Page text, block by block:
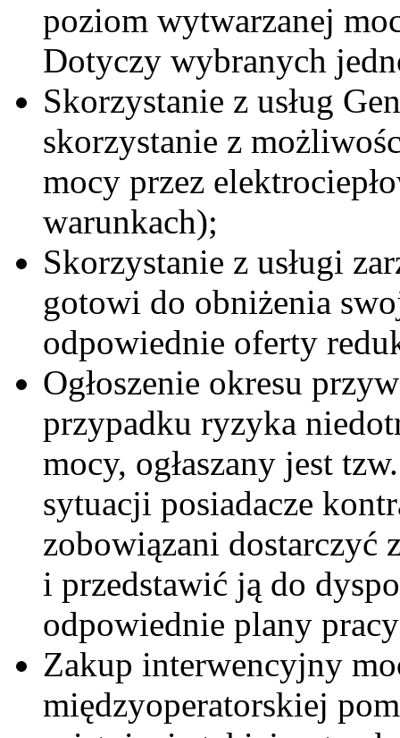
poziom wytwarzanej
Dotyczy wybranych
Skorzystanie z usług
skorzystanie z
mocy przez
warunkach);
Skorzystanie z usługi
gotowi do obniżenia
odpowiednie oferty
Ogłoszenie okresu
przypadku ryzyka
mocy, ogłaszany jest
sytuacji posiadacze
zobowiązani dostarczyć
i przedstawić ją do
odpowiednie plany
Zakup interwencyjny
międzyoperatorskiej